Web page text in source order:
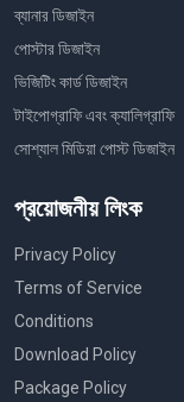
ব্যানার ডিজাইন
পোস্টার ডিজাইন
ভিজিটিং কার্ড ডিজাইন
টাইপোগ্রাফি এবং ক্যালিগ্রাফি
সোশ্যাল মিডিয়া পোস্ট ডিজাইন
প্রয়োজনীয় লিংক
Privacy Policy
Terms of Service
Conditions
Download Policy
Package Policy